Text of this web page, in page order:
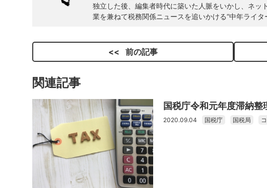
独立した後、編集者時代に築いた人脈をいかし、ネッ
業を兼ねて税務関係ニュースを追いかける“中年ライタ
前の記事
関連記事
国税庁令和元年度滞納
2020.09.04 国税庁 国税局